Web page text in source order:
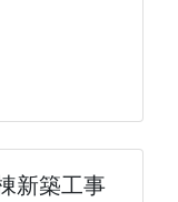
新築工事